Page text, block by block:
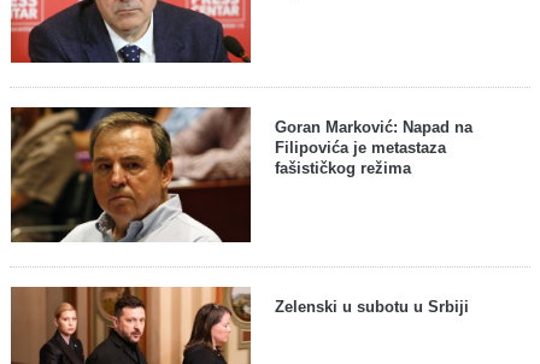
Goran Marković: Napad na
Filipovića je metastaza
fašističkog režima
Zelenski u subotu u Srbiji